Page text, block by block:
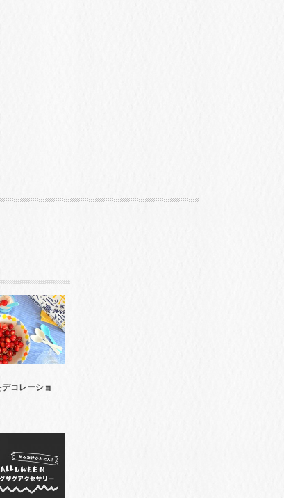
コレーショ